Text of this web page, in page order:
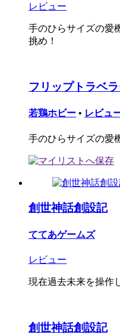
レビュー
手のひらサイズの愛
挑め！
フリップトラベ
若鶏ホビー • レビュ
手のひらサイズの愛
創世神話創設記
ててあゲームズ
レビュー
現在過去未来を操作
創世神話創設記